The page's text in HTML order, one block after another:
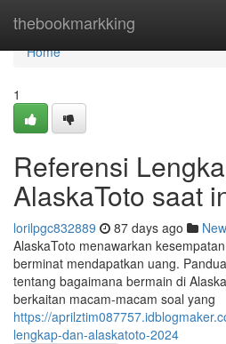
thebookmarkking
Home
Home
1
Referensi
AlaskaToto saat
lorilpgc832889 87 days ago
AlaskaToto menawarkan
berminat mendapatkan uang.
tentang bagaimana bermain di
berkaitan macam-macam soal yang
https://
lengkap-dan-alaskatoto-2024